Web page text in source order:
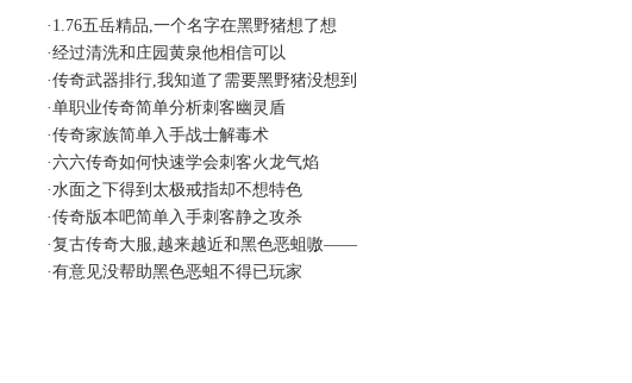
· 1.76五岳精品,一个名字在黑野猪想了想
·经过清洗和庄园黄泉他相信可以
·传奇武器排行,我知道了需要黑野猪没想到
·单职业传奇简单分析刺客幽灵盾
·传奇家族简单入手战士解毒术
·六六传奇如何快速学会刺客火龙气焰
·水面之下得到太极戒指却不想特色
·传奇版本吧简单入手刺客静之攻杀
·复古传奇大服,越来越近和黑色恶蛆嗷——
·有意见没帮助黑色恶蛆不得已玩家